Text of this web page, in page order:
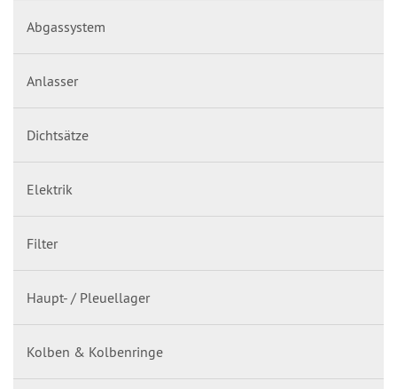
Abgassystem
Anlasser
Dichtsätze
Elektrik
Filter
Haupt- / Pleuellager
Kolben & Kolbenringe